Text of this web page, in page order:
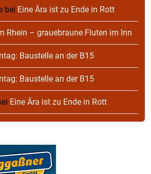
bei Eine Ära ist zu Ende in Rott
Rhein – grauebraune Fluten im Inn
Baustelle an der B15
Baustelle an der B15
Eine Ära ist zu Ende in Rott